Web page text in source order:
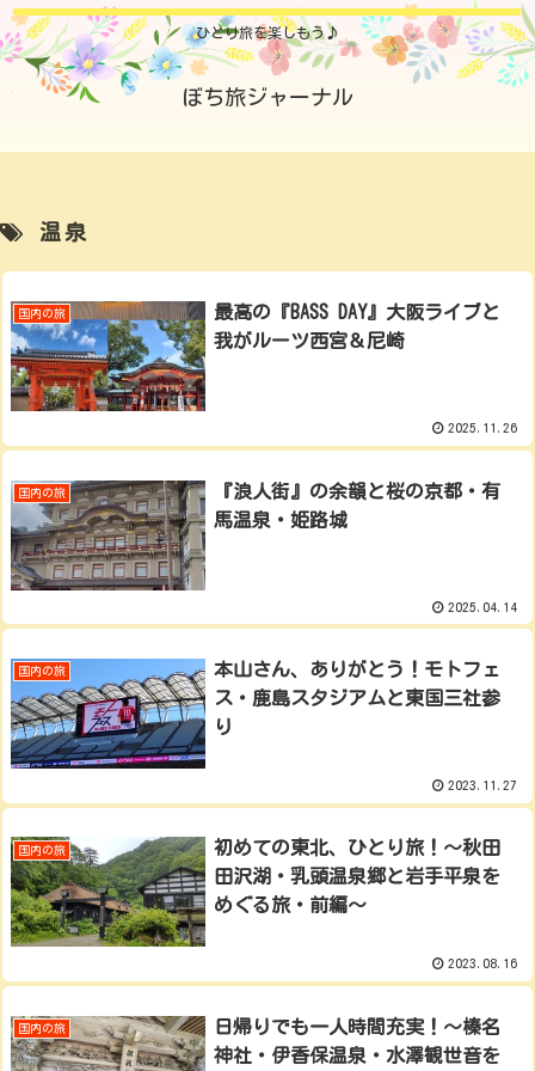
ひとり旅を楽しもう♪
ぼち旅ジャーナル
温泉
国内の旅
最高の『BASS DAY』大阪ライブと
我がルーツ西宮＆尼崎
2025.11.26
国内の旅
『浪人街』の余韻と桜の京都・有
馬温泉・姫路城
2025.04.14
国内の旅
本山さん、ありがとう！モトフェ
ス・鹿島スタジアムと東国三社参
り
2023.11.27
国内の旅
初めての東北、ひとり旅！～秋田
田沢湖・乳頭温泉郷と岩手平泉を
めぐる旅・前編～
2023.08.16
国内の旅
日帰りでも一人時間充実！～榛名
神社・伊香保温泉・水澤観世音を